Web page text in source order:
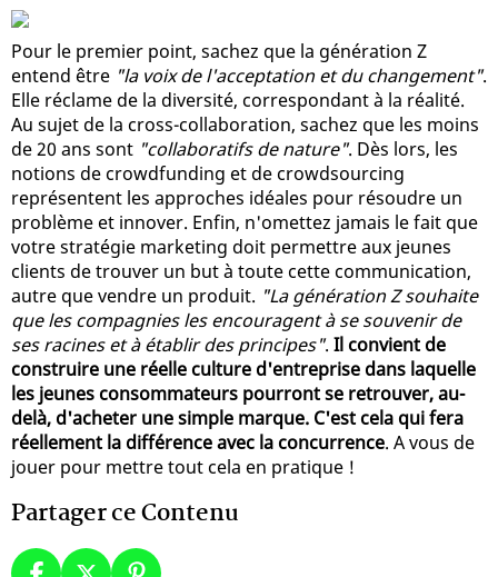
Pour le premier point, sachez que la génération Z
entend être "la voix de l'acceptation et du changement".
Elle réclame de la diversité, correspondant à la réalité.
Au sujet de la cross-collaboration, sachez que les moins
de 20 ans sont "collaboratifs de nature". Dès lors, les
notions de crowdfunding et de crowdsourcing
représentent les approches idéales pour résoudre un
problème et innover. Enfin, n'omettez jamais le fait que
votre stratégie marketing doit permettre aux jeunes
clients de trouver un but à toute cette communication,
autre que vendre un produit. "La génération Z souhaite
que les compagnies les encouragent à se souvenir de
ses racines et à établir des principes". Il convient de
construire une réelle culture d'entreprise dans laquelle
les jeunes consommateurs pourront se retrouver, au-
delà, d'acheter une simple marque. C'est cela qui fera
réellement la différence avec la concurrence. A vous de
jouer pour mettre tout cela en pratique !
Partager ce Contenu